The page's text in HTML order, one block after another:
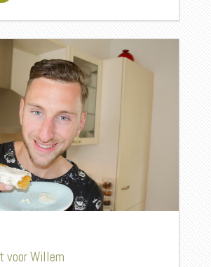
voor Willem